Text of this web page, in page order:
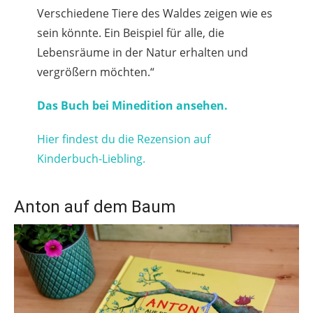
Verschiedene Tiere des Waldes zeigen wie es
sein könnte. Ein Beispiel für alle, die
Lebensräume in der Natur erhalten und
vergrößern möchten.“
Das Buch bei Minedition ansehen.
Hier findest du die Rezension auf
Kinderbuch-Liebling.
Anton auf dem Baum